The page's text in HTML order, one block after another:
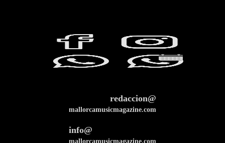
redaccion@
mallorcamusicmagazine.com
info@
mallorcamusicmagazine.com